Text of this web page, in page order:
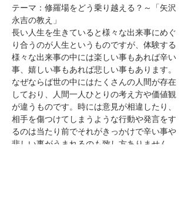
テーマ：修羅場をどう乗り越える？～「矢沢
永吉の教え」
長い人生を生きていると様々な出来事にめぐ
り合うのが人生というものですが、体験する
様々な出来事の中には楽しい事もあれば辛い
なぜならば世の中にはたくさんの人間が存在
しており、人間一人ひとりの考え方や価値観
が違うものです。時には意見が相違したり、
相手を傷つけてしまうような行動や発言をす
るのは当たり前でそれがきっかけで辛い事や